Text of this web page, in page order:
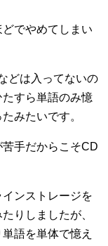
でやめてしまい
どは入ってないの
すら単語のみ憶
みたいです。
手だからこそCD
ンストレージを
りしましたが、
語を単体で憶え